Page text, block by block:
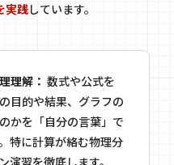
実践しています。
理解： 数式や公式を
目的や結果、グラフの
かを「自分の言葉」で
特に計算が絡む物理分
演習を徹底します。